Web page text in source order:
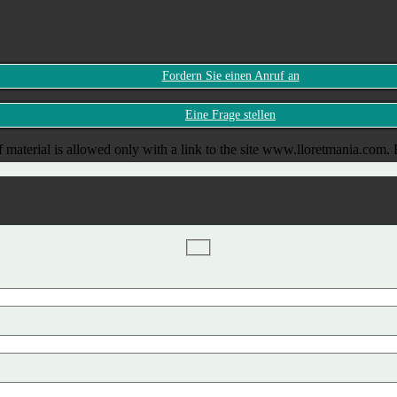
Fordern Sie einen Anruf an
Eine Frage stellen
is allowed only with a link to the site www.lloretmania.com.